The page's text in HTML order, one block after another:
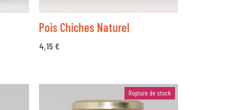
Pois Chiches Naturel
4,15 €
Rupture de stock